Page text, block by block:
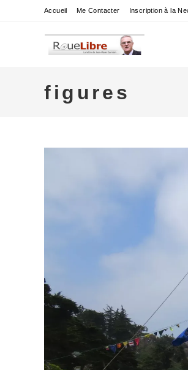
Accueil Me Contacter Inscription à la
figures